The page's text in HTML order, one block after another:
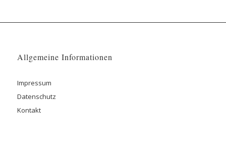
Allgemeine Informationen
Impressum
Datenschutz
Kontakt